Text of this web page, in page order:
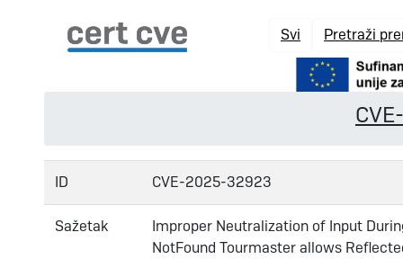
Svi Pretraži
ID CVE-2025-32923
Sažetak
Improper Neutralization of Input
NotFound Tourmaster allows